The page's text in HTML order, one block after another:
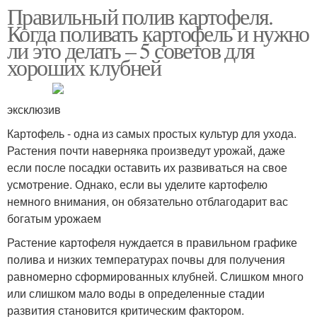
Картофель в августе Почвы для картофеля
Картофель для
Правильный полив картофеля.
Когда поливать картофель и нужно
ли это делать – 5 советов для
хороших клубней
эксклюзив
Картофель - одна из самых простых культур для ухода.
Растения почти наверняка произведут урожай, даже
если после посадки оставить их развиваться на свое
усмотрение. Однако, если вы уделите картофелю
немного внимания, он обязательно отблагодарит вас
богатым урожаем
Растение картофеля нуждается в правильном графике
полива и низких температурах почвы для получения
равномерно сформированных клубней. Слишком много
или слишком мало воды в определенные стадии
развития становится критическим фактором.